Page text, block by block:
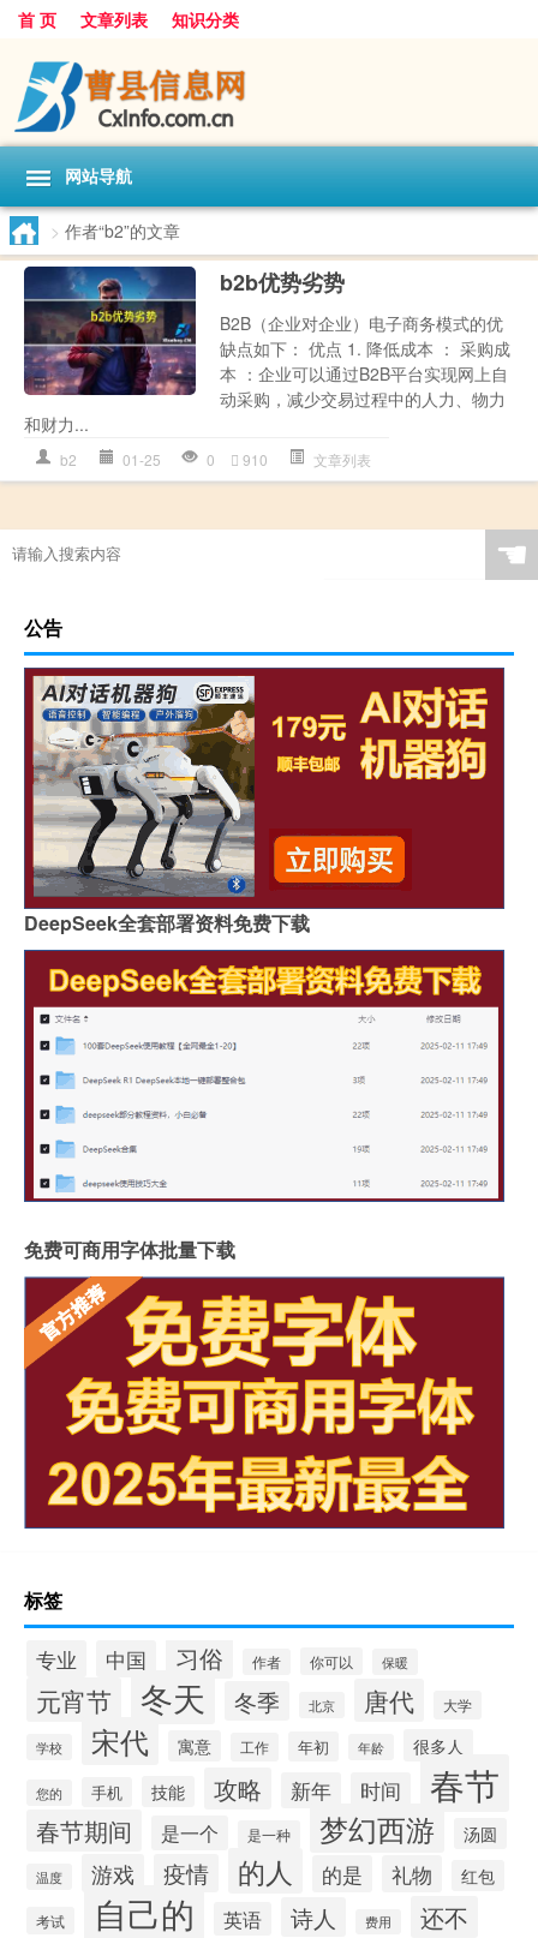
首 页 文章列表 知识分类
网站导航
> 作者“b2”的文章
b2b优势劣势
B2B（企业对企业）电子商务模式的优
缺点如下： 优点 1. 降低成本 ： 采购成
本 ：企业可以通过B2B平台实现网上自
动采购，减少交易过程中的人力、物力
和财力...
b2 01-25 0 910 文章列表
☚
公告
DeepSeek全套部署资料免费下载
免费可商用字体批量下载
标签
专业 中国 习俗 作者 你可以 保暖
元宵节 冬天 冬季 北京 唐代 大学
学校 宋代 寓意 工作 年初 年龄 很多人
您的 手机 技能 攻略 新年 时间 春节
春节期间 是一个 是一种 梦幻西游 汤圆
温度 游戏 疫情 的人 的是 礼物 红包
考试 自己的 英语 诗人 费用 还不